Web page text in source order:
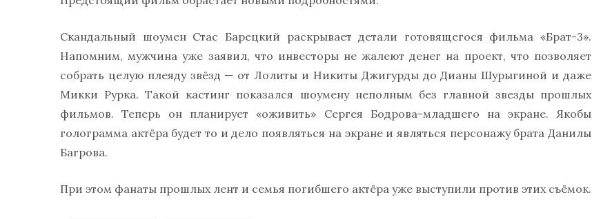
Скандальный шоумен Стас Барецкий раскрывает детали готовящегося фильма «Брат-3».
Напомним, мужчина уже заявил, что инвесторы не жалеют денег на проект, что позволяет
собрать целую плеяду звёзд — от Лолиты и Никиты Джигурды до Дианы Шурыгиной и даже
Микки Рурка. Такой кастинг показался шоумену неполным без главной звезды прошлых
фильмов. Теперь он планирует «оживить» Сергея Бодрова-младшего на экране. Якобы
голограмма актёра будет то и дело появляться на экране и являться персонажу брата Данилы
Багрова.
При этом фанаты прошлых лент и семья погибшего актёра уже выступили против этих съёмок.